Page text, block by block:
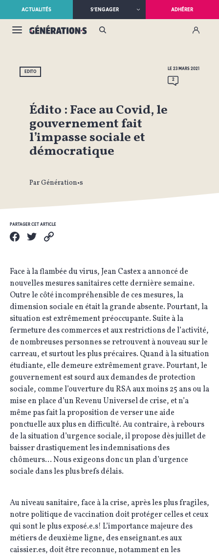
ACTUALITÉS S’ENGAGER ADHÉRER
EDITO
LE 23 MARS 2021
2
Édito : Face au Covid, le
gouvernement fait
l’impasse sociale et
démocratique
Par Génération•s
PARTAGER CET ARTICLE
Face à la flambée du virus, Jean Castex a annoncé de
nouvelles mesures sanitaires cette dernière semaine.
Outre le côté incompréhensible de ces mesures, la
dimension sociale en était la grande absente. Pourtant, la
situation est extrêmement préoccupante. Suite à la
fermeture des commerces et aux restrictions de l’activité,
de nombreuses personnes se retrouvent à nouveau sur le
carreau, et surtout les plus précaires. Quand à la situation
étudiante, elle demeure extrêmement grave. Pourtant, le
gouvernement est sourd aux demandes de protection
sociale, comme l’ouverture du RSA aux moins 25 ans ou la
mise en place d’un Revenu Universel de crise, et n’a
même pas fait la proposition de verser une aide
ponctuelle aux plus en difficulté. Au contraire, à rebours
de la situation d’urgence sociale, il propose dès juillet de
baisser drastiquement les indemnisations des
chômeurs… Nous exigeons donc un plan d’urgence
sociale dans les plus brefs délais.
Au niveau sanitaire, face à la crise, après les plus fragiles,
notre politique de vaccination doit protéger celles et ceux
qui sont le plus exposé.e.s! L’importance majeure des
métiers de deuxième ligne, des enseignant.es aux
caissier.es, doit être reconnue, notamment en les